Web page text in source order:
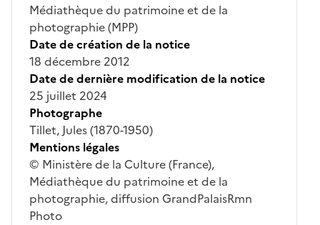
Médiathèque du patrimoine et de la
photographie (MPP)
Date de création de la notice
18 décembre 2012
Date de dernière modification de la notice
25 juillet 2024
Photographe
Tillet, Jules (1870-1950)
Mentions légales
© Ministère de la Culture (France),
Médiathèque du patrimoine et de la
photographie, diffusion GrandPalaisRmn
Photo